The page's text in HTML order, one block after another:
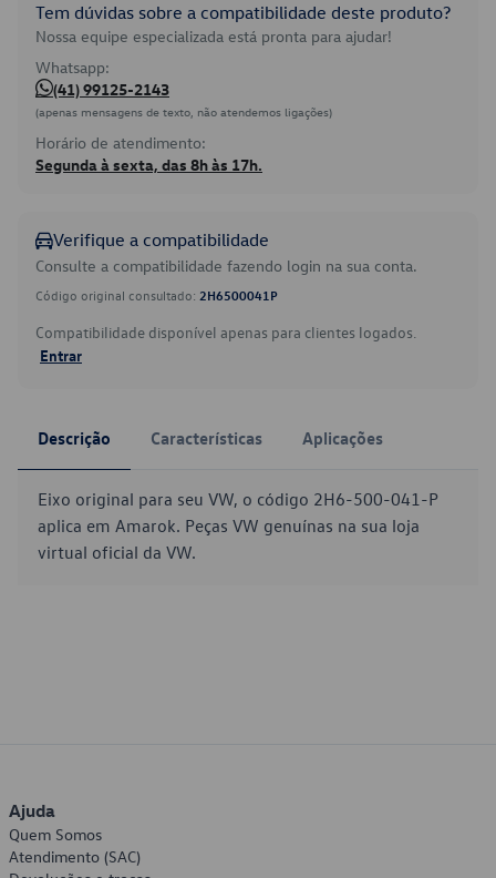
Tem dúvidas sobre a compatibilidade deste produto?
Nossa equipe especializada está pronta para ajudar!
Whatsapp:
(41) 99125-2143
(apenas mensagens de texto, não atendemos ligações)
Horário de atendimento:
Segunda à sexta, das 8h às 17h.
Verifique a compatibilidade
Consulte a compatibilidade fazendo login na sua conta.
Código original consultado: 2H6500041P
Compatibilidade disponível apenas para clientes logados.
Entrar
Descrição Características Aplicações
Eixo original para seu VW, o código 2H6-500-041-P
aplica em Amarok. Peças VW genuínas na sua loja
virtual oficial da VW.
Ajuda
Quem Somos
Atendimento (SAC)